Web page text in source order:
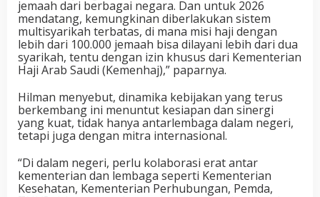
jemaah dari berbagai negara. Dan untuk 2026
mendatang, kemungkinan diberlakukan sistem
multisyarikah terbatas, di mana misi haji dengan
lebih dari 100.000 jemaah bisa dilayani lebih dari dua
syarikah, tentu dengan izin khusus dari Kementerian
Haji Arab Saudi (Kemenhaj),” paparnya.
Hilman menyebut, dinamika kebijakan yang terus
berkembang ini menuntut kesiapan dan sinergi
yang kuat, tidak hanya antarlembaga dalam negeri,
tetapi juga dengan mitra internasional.
“Di dalam negeri, perlu kolaborasi erat antar
kementerian dan lembaga seperti Kementerian
Kesehatan, Kementerian Perhubungan, Pemda,